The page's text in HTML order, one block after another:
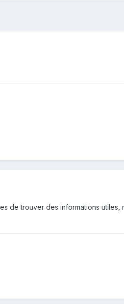
de trouver des informations